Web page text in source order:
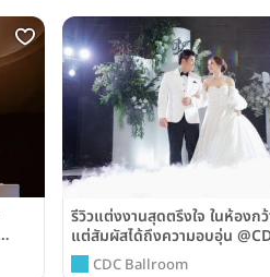
รีวิวแต่งงานสุดตรึงใจ ในห้องก
แต่สัมผัสได้ถึงความอบอุ่น
Ballroom
CDC Ballroom